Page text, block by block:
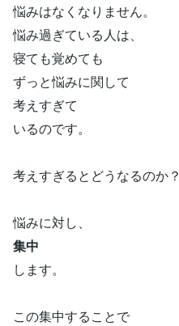
悩みはなくなりません。
悩み過ぎている人は、
寝ても覚めても
ずっと悩みに関して
考えすぎて
いるのです。
考えすぎるとどうなるのか？
悩みに対し、
集中
します。
この集中することで